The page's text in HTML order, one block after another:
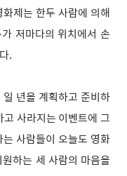
제는 한두 사람에 의해
저마다의 위치에서 손
.
년을 계획하고 준비하
사라지는 이벤트에 그
사람들이 오늘도 영화
하는 세 사람의 마음을